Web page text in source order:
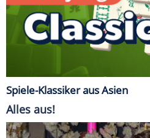
Spiele-Klassiker aus Asien
Alles aus!